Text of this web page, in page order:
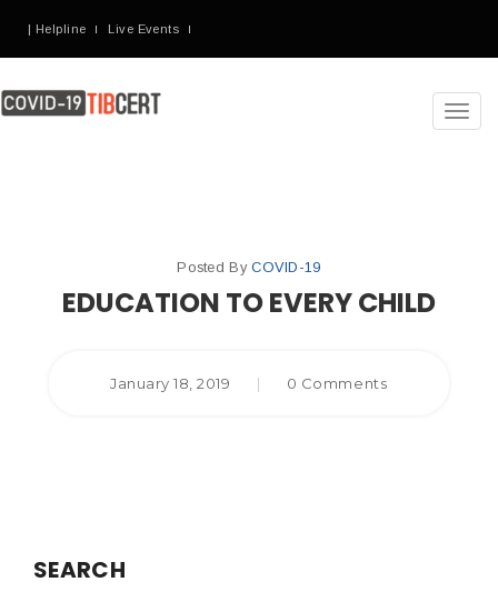
| Helpline Live Events
Posted ByCOVID-19
EDUCATION TO EVERY CHILD
January 18, 2019 | 0 Comments
SEARCH